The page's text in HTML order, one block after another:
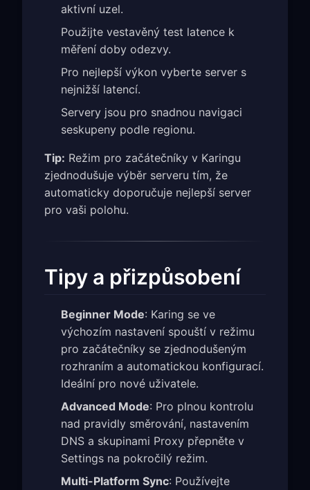
aktivní uzel.
Použijte vestavěný test latence k
měření doby odezvy.
Pro nejlepší výkon vyberte server s
nejnižší latencí.
Servery jsou pro snadnou navigaci
seskupeny podle regionu.
Tip: Režim pro začátečníky v Karingu
zjednodušuje výběr serveru tím, že
automaticky doporučuje nejlepší server
pro vaši polohu.
Tipy a přizpůsobení
Beginner Mode: Karing se ve
výchozím nastavení spouští v režimu
pro začátečníky se zjednodušeným
rozhraním a automatickou konfigurací.
Ideální pro nové uživatele.
Advanced Mode: Pro plnou kontrolu
nad pravidly směrování, nastavením
DNS a skupinami Proxy přepněte v
Settings na pokročilý režim.
Multi-Platform Sync: Používejte